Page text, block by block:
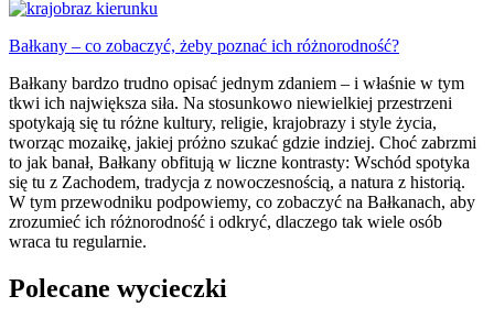
Bałkany – co zobaczyć, żeby poznać ich różnorodność?
Bałkany bardzo trudno opisać jednym zdaniem – i właśnie w tym
tkwi ich największa siła. Na stosunkowo niewielkiej przestrzeni
spotykają się tu różne kultury, religie, krajobrazy i style życia,
tworząc mozaikę, jakiej próżno szukać gdzie indziej. Choć zabrzmi
to jak banał, Bałkany obfitują w liczne kontrasty: Wschód spotyka
się tu z Zachodem, tradycja z nowoczesnością, a natura z historią.
W tym przewodniku podpowiemy, co zobaczyć na Bałkanach, aby
zrozumieć ich różnorodność i odkryć, dlaczego tak wiele osób
wraca tu regularnie.
Polecane wycieczki